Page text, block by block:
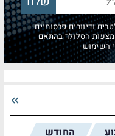
ודיוורים פרסומיים
הסלולר בהתאם
החודש